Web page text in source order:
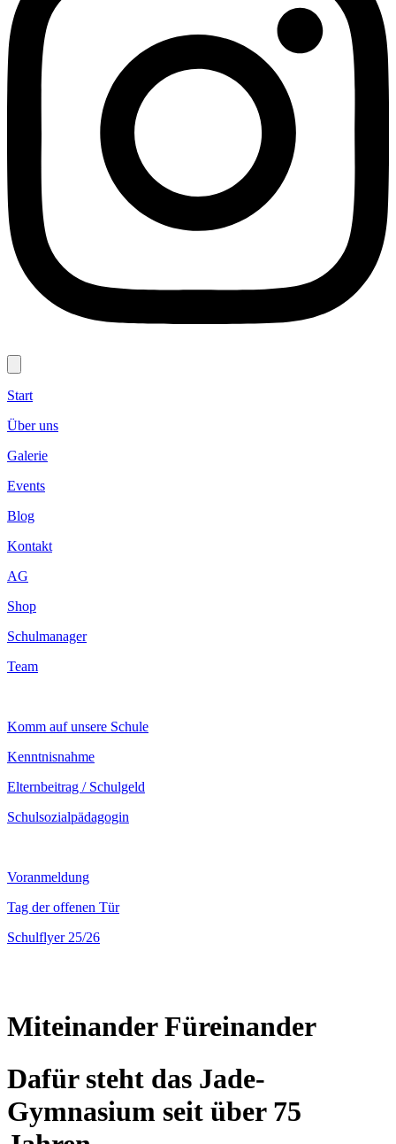
Start
Über uns
Galerie
Events
Blog
Kontakt
AG
Shop
Schulmanager
Team
Komm auf unsere Schule
Kenntnisnahme
Elternbeitrag / Schulgeld
Schulsozialpädagogin
Voranmeldung
Tag der offenen Tür
Schulflyer 25/26
Miteinander Füreinander
Dafür steht das Jade-
Gymnasium seit über 75